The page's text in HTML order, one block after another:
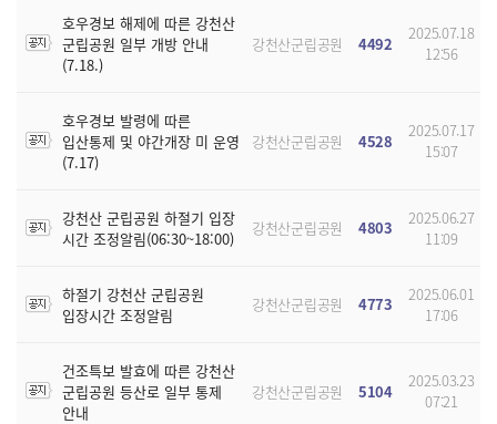
호우경보 해제에 따른 강천산
군립공원 일부 개방 안내
(7.18.)
강천산군립공원 4492
2025.07.18
12:56
호우경보 발령에 따른
입산통제 및 야간개장 미 운영
(7.17)
강천산군립공원 4528
2025.07.17
15:07
강천산 군립공원 하절기 입장
시간 조정알림(06:30~18:00)
강천산군립공원 4803
2025.06.27
11:09
하절기 강천산 군립공원
입장시간 조정알림
강천산군립공원 4773
2025.06.01
17:06
건조특보 발효에 따른 강천산
군립공원 등산로 일부 통제
안내
강천산군립공원 5104
2025.03.23
07:21